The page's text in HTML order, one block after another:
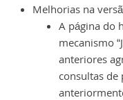
Melhorias na
A página do
mecanismo
anteriores
consultas de